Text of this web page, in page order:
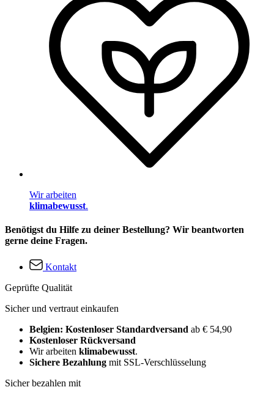
Wir arbeiten
klimabewusst.
Benötigst du Hilfe zu deiner Bestellung? Wir beantworten
gerne deine Fragen.
Kontakt
Geprüfte Qualität
Sicher und vertraut einkaufen
Belgien: Kostenloser Standardversand ab € 54,90
Kostenloser Rückversand
Wir arbeiten klimabewusst.
Sichere Bezahlung mit SSL-Verschlüsselung
Sicher bezahlen mit